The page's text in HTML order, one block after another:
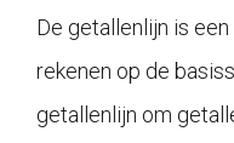
De getallenlijn is
rekenen op de
getallenlijn om